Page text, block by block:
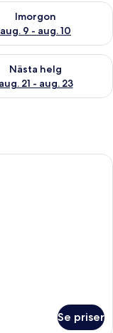
8 - aug. 9
Imorgon
aug. 9 - aug. 10
tillgängligheten
aug. 14 - aug.
Nästa helg
aug. 21 - aug. 23
tillgängligheten
med en säng, ett
Se priser